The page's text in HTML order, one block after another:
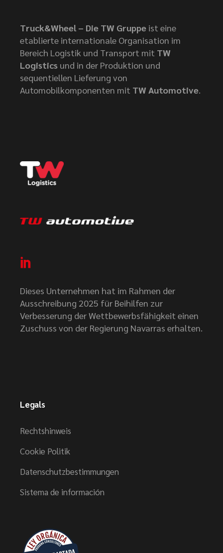
Truck&Wheel – Die TW Gruppe ist eine
etablierte internationale Organisation im
Bereich Logistik und Transport mit TW
Logistics und in der Produktion und
sequentiellen Lieferung von
Automobilkomponenten mit TW Automotive.
Dieses Unternehmen hat im Rahmen der
Ausschreibung 2025 für Beihilfen zur
Verbesserung der Wettbewerbsfähigkeit einen
Zuschuss von der Regierung Navarras erhalten.
Legals
Rechtshinweis
Cookie Politik
Datenschutzbestimmungen
Sistema de información